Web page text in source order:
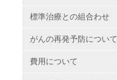
標準治療との組合わせ
がんの再発予防について
費用について